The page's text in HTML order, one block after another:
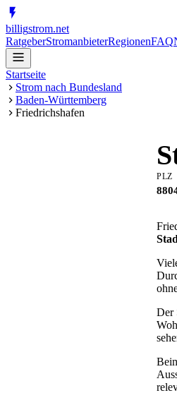
billigstrom.net
RatgeberStromanbieterRegionenFAQ
Startseite
Strom nach Bundesland
Baden-Württemberg
Friedrichshafen
PLZ
Der